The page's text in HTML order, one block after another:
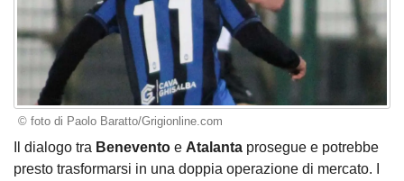
© foto di Paolo Baratto/Grigionline.com
Il dialogo tra Benevento e Atalanta prosegue e potrebbe
presto trasformarsi in una doppia operazione di mercato. I